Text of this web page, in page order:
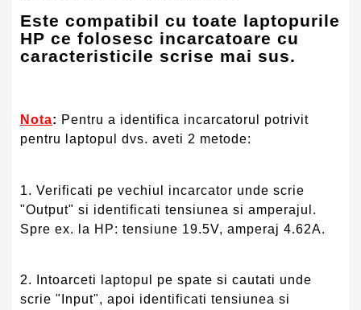
Este compatibil cu toate laptopurile
HP ce folosesc incarcatoare cu
caracteristicile scrise mai sus.
Nota: Pentru a identifica incarcatorul potrivit
pentru laptopul dvs. aveti 2 metode:
1. Verificati pe vechiul incarcator unde scrie
"Output" si identificati tensiunea si amperajul.
Spre ex. la HP: tensiune 19.5V, amperaj 4.62A.
2. Intoarceti laptopul pe spate si cautati unde
scrie "Input", apoi identificati tensiunea si